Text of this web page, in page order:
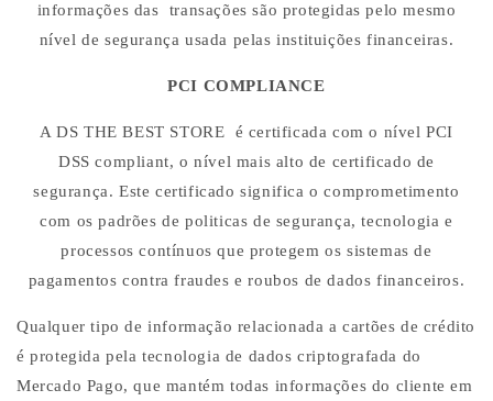
informações das transações são protegidas pelo mesmo
nível de segurança usada pelas instituições financeiras.
PCI COMPLIANCE
A DS THE BEST STORE
é certificada com o nível PCI
DSS compliant, o nível mais alto de certificado de
segurança. Este certificado significa o comprometimento
com os padrões de politicas de segurança, tecnologia e
processos contínuos que protegem os sistemas de
pagamentos contra fraudes e roubos de dados financeiros.
Qualquer tipo de informação relacionada a cartões de crédito
é protegida pela tecnologia de dados criptografada do
Mercado Pago, que mantém todas informações do cliente em